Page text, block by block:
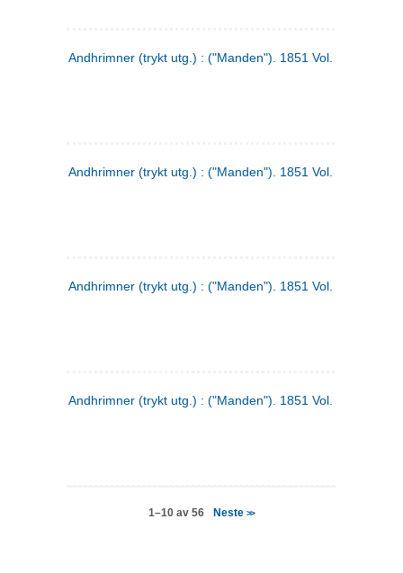
Andhrimner (trykt utg.) : ("Manden"). 1851 Vol. 1 Nr. 3
Andhrimner (trykt utg.) : ("Manden"). 1851 Vol. 2 Nr. 4
Andhrimner (trykt utg.) : ("Manden"). 1851 Vol. 2 Nr. 6
Andhrimner (trykt utg.) : ("Manden"). 1851 Vol. 1 Nr. 6
1–10 av 56 Neste>>